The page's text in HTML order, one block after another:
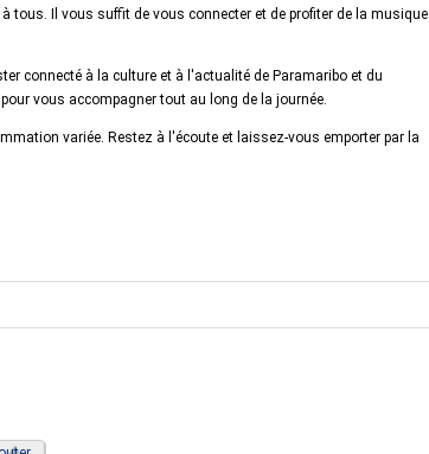
tous. Il vous suffit de vous connecter et de profiter de la musique
connecté à la culture et à l'actualité de Paramaribo et du
vous accompagner tout au long de la journée.
variée. Restez à l'écoute et laissez-vous emporter par la